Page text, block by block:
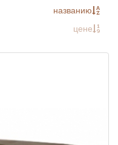
названию
цене